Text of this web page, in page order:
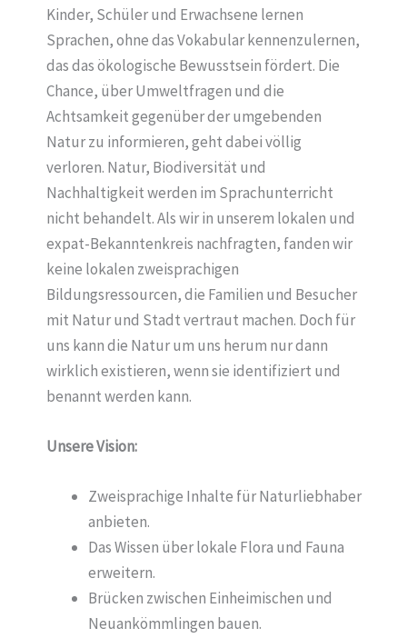
Kinder, Schüler und Erwachsene lernen
Sprachen, ohne das Vokabular kennenzulernen,
das das ökologische Bewusstsein fördert. Die
Chance, über Umweltfragen und die
Achtsamkeit gegenüber der umgebenden
Natur zu informieren, geht dabei völlig
verloren. Natur, Biodiversität und
Nachhaltigkeit werden im Sprachunterricht
nicht behandelt. Als wir in unserem lokalen und
expat-Bekanntenkreis nachfragten, fanden wir
keine lokalen zweisprachigen
Bildungsressourcen, die Familien und Besucher
mit Natur und Stadt vertraut machen. Doch für
uns kann die Natur um uns herum nur dann
wirklich existieren, wenn sie identifiziert und
benannt werden kann.
Unsere Vision:
Zweisprachige Inhalte für Naturliebhaber
anbieten.
Das Wissen über lokale Flora und Fauna
erweitern.
Brücken zwischen Einheimischen und
Neuankömmlingen bauen.